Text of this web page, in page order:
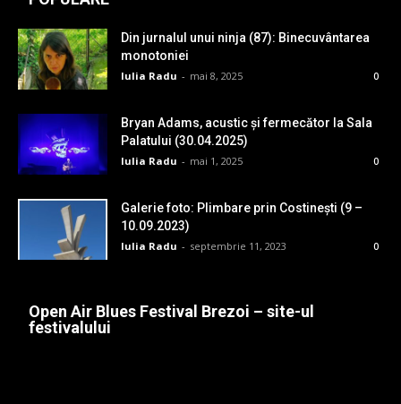
Din jurnalul unui ninja (87): Binecuvântarea
monotoniei
Iulia Radu - mai 8, 2025 0
Bryan Adams, acustic și fermecător la Sala
Palatului (30.04.2025)
Iulia Radu - mai 1, 2025 0
Galerie foto: Plimbare prin Costinești (9 –
10.09.2023)
Iulia Radu - septembrie 11, 2023 0
Open Air Blues Festival Brezoi – site-ul
festivalului